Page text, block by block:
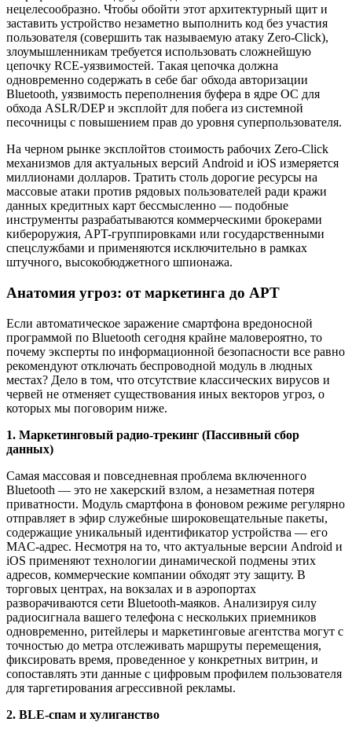
нецелесообразно. Чтобы обойти этот архитектурный щит и
заставить устройство незаметно выполнить код без участия
пользователя (совершить так называемую атаку Zero-Click),
злоумышленникам требуется использовать сложнейшую
цепочку RCE-уязвимостей. Такая цепочка должна
одновременно содержать в себе баг обхода авторизации
Bluetooth, уязвимость переполнения буфера в ядре ОС для
обхода ASLR/DEP и эксплойт для побега из системной
песочницы с повышением прав до уровня суперпользователя.
На черном рынке эксплойтов стоимость рабочих Zero-Click
механизмов для актуальных версий Android и iOS измеряется
миллионами долларов. Тратить столь дорогие ресурсы на
массовые атаки против рядовых пользователей ради кражи
данных кредитных карт бессмысленно — подобные
инструменты разрабатываются коммерческими брокерами
кибероружия, APT-группировками или государственными
спецслужбами и применяются исключительно в рамках
штучного, высокобюджетного шпионажа.
Анатомия угроз: от маркетинга до APT
Если автоматическое заражение смартфона вредоносной
программой по Bluetooth сегодня крайне маловероятно, то
почему эксперты по информационной безопасности все равно
рекомендуют отключать беспроводной модуль в людных
местах? Дело в том, что отсутствие классических вирусов и
червей не отменяет существования иных векторов угроз, о
которых мы поговорим ниже.
1. Маркетинговый радио-трекинг (Пассивный сбор
данных)
Самая массовая и повседневная проблема включенного
Bluetooth — это не хакерский взлом, а незаметная потеря
приватности. Модуль смартфона в фоновом режиме регулярно
отправляет в эфир служебные широковещательные пакеты,
содержащие уникальный идентификатор устройства — его
MAC-адрес. Несмотря на то, что актуальные версии Android и
iOS применяют технологии динамической подмены этих
адресов, коммерческие компании обходят эту защиту. В
торговых центрах, на вокзалах и в аэропортах
разворачиваются сети Bluetooth-маяков. Анализируя силу
радиосигнала вашего телефона с нескольких приемников
одновременно, ритейлеры и маркетинговые агентства могут с
точностью до метра отслеживать маршруты перемещения,
фиксировать время, проведенное у конкретных витрин, и
сопоставлять эти данные с цифровым профилем пользователя
для таргетирования агрессивной рекламы.
2. BLE-спам и хулиганство